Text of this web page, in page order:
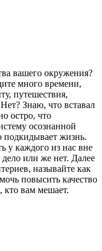
вашего окружения?
много времени,
путешествия,
Знаю, что вставал
остро, что
осознанной
подкидывает жизнь.
у каждого из нас вне
дело или же нет. Далее
называйте как
повысить качество
кто вам мешает.